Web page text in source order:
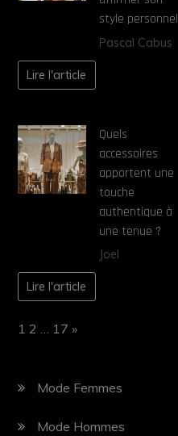
style personnel
Pascal Cabus
Lire l'article
Quels
accessoires
apportent une
touche
authentique à
une tenue ?
Joel
Lire l'article
Page:
1 2 … 17 Next
»
Mode Femmes
Mode Hommes